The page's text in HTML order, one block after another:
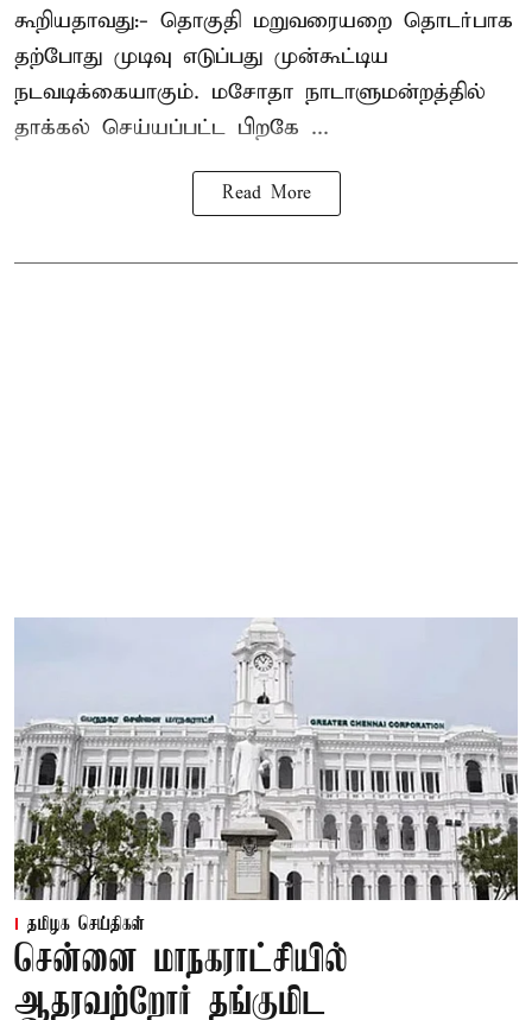
கூறியதாவது:- தொகுதி மறுவரையறை தொடர்பாக
தற்போது முடிவு எடுப்பது முன்கூட்டிய
நடவடிக்கையாகும். மசோதா நாடாளுமன்றத்தில்
தாக்கல் செய்யப்பட்ட பிறகே ...
Read More
தமிழக செய்திகள்
சென்னை மாநகராட்சியில்
ஆதரவற்றோர் தங்குமிட